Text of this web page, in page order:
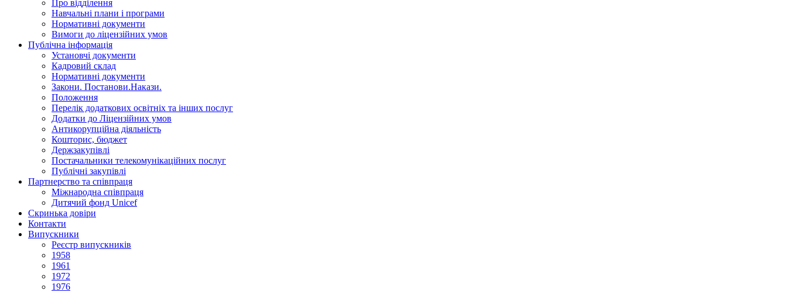
Про відділення
Навчальні плани і програми
Нормативнi документи
Вимоги до ліцензійних умов
Публічна інформація
Установчi документи
Кадровий склад
Нормативнi документи
Закони. Постанови.Накази.
Положення
Перелік додаткових освітніх та інших послуг
Додатки до Ліцензійних умов
Антикорупційна діяльність
Кошторис, бюджет
Держзакупiвлi
Постачальники телекомунікаційних послуг
Публічні закупівлі
Партнерство та співпраця
Міжнародна співпраця
Дитячий фонд Unicef
Скринька довіри
Контакти
Випускники
Реєстр випускників
1958
1961
1972
1976